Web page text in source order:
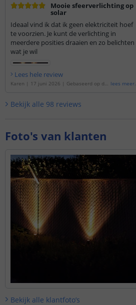
Mooie sfeerverlichting op
solar
Ideaal vind ik dat ik geen elektriciteit hoef
te voorzien. Je kunt de verlichting in
meerdere posities draaien en zo belichten
wat je wil
Lees hele review
Karen | 17 juni 2026 | Gebaseerd op de lees meer...
Bekijk alle 98 reviews
Foto's van klanten
Bekijk alle klantfoto’s